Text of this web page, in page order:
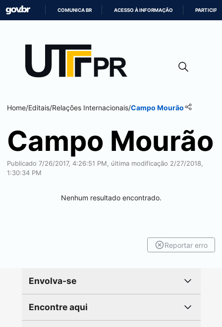
CONTEÚDO
COMUNICA BR ACESSO À INFORMAÇÃO PARTICIPE
Home/Editais/Relações Internacionais/Campo Mourão
Campo Mourão
Publicado 7/26/2017, 4:26:51 PM, última modificação 2/27/2018,
1:30:34 PM
Nenhum resultado encontrado.
Reportar erro
Envolva-se
Encontre aqui